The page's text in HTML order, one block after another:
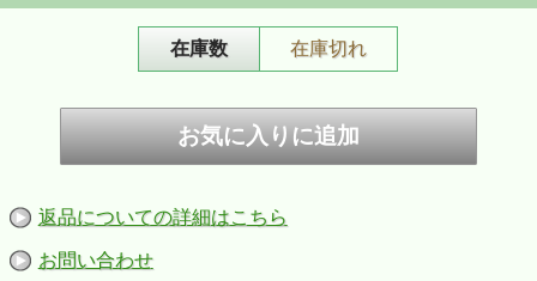
在庫数 在庫切れ
返品についての詳細はこちら
お問い合わせ